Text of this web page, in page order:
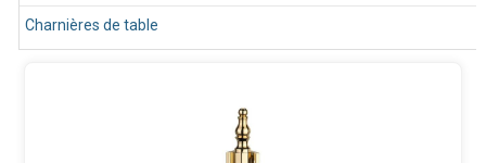
Charnières de table